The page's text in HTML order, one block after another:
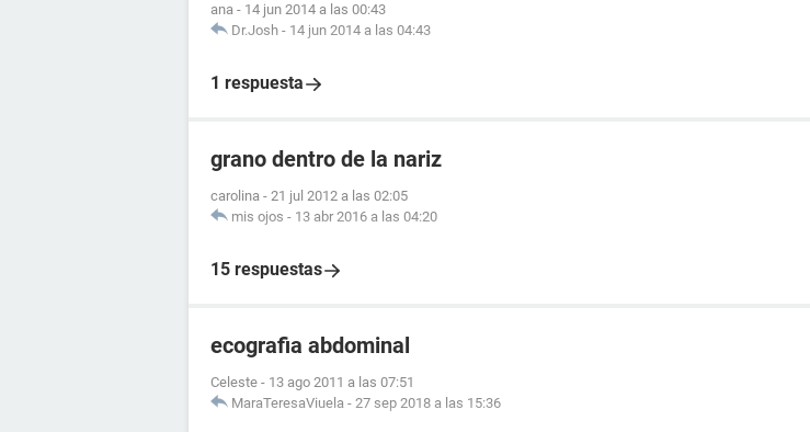
ana - 14 jun 2014 a las 00:43
Dr.Josh - 14 jun 2014 a las 04:43
1 respuesta
grano dentro de la nariz
carolina - 21 jul 2012 a las 02:05
mis ojos - 13 abr 2016 a las 04:20
15 respuestas
ecografia abdominal
Celeste - 13 ago 2011 a las 07:51
MaraTeresaViuela - 27 sep 2018 a las 15:36